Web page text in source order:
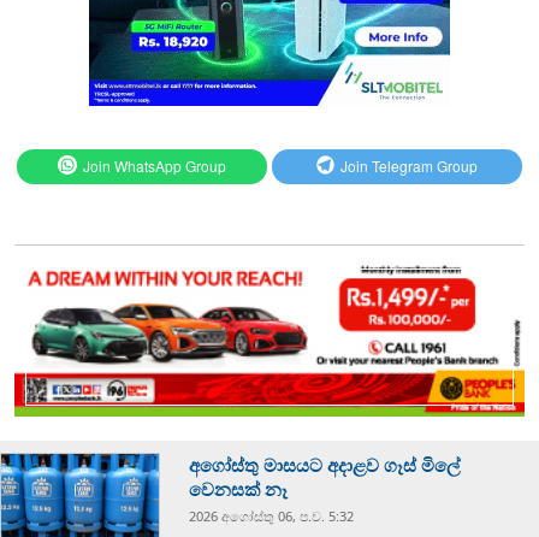
Join WhatsApp Group Join Telegram Group
අගෝස්තු මාසයට අදාළව ගෑස් මිලේ
වෙනසක් නෑ
2026 අගෝස්‍තු 06, ප.ව. 5:32